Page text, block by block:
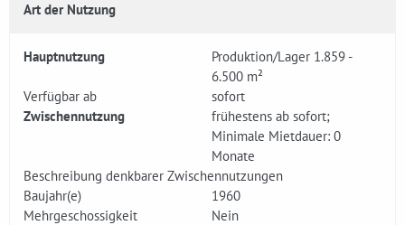
Art der Nutzung
Hauptnutzung
Produktion/Lager 1.859 -
6.500 m²
Verfügbar ab
sofort
Zwischennutzung
frühestens ab sofort;
Minimale Mietdauer: 0
Monate
Beschreibung denkbarer Zwischennutzungen
Baujahr(e)
1960
Mehrgeschossigkeit
Nein